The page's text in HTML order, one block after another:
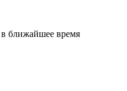
ближайшее время